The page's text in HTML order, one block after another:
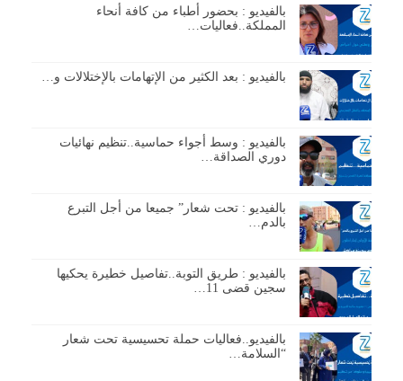
بالفيديو : بحضور أطباء من كافة أنحاء
المملكة..فعاليات…
بالفيديو : بعد الكثير من الإتهامات بالإختلالات و…
بالفيديو : وسط أجواء حماسية..تنظيم نهائيات
دوري الصداقة…
بالفيديو : تحت شعار” جميعا من أجل التبرع
بالدم…
بالفيديو : طريق التوبة..تفاصيل خطيرة يحكيها
سجين قضى 11…
بالفيديو..فعاليات حملة تحسيسية تحت شعار
“السلامة…